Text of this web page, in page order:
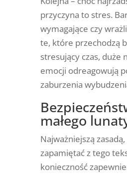
przyczyna to stres.
wymagające czy
te, które przechodzą
stresujący czas, duże
emocji odreagowują
zaburzenia
małego
Najważniejszą
zapamiętać z tego
konieczność